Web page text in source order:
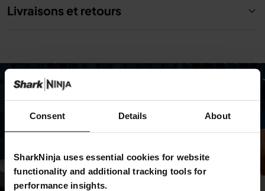
Consent Details About
SharkNinja uses essential cookies for website
functionality and additional tracking tools for
performance insights.
Livraisons et retours